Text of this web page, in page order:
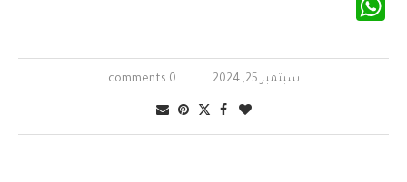
سبتمبر 25, 2024 0 comments